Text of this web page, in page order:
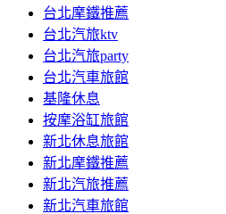
台北摩鐵推薦
台北汽旅ktv
台北汽旅party
台北汽車旅館
基隆休息
按摩浴缸旅館
新北休息旅館
新北摩鐵推薦
新北汽旅推薦
新北汽車旅館